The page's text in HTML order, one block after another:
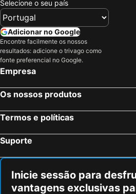
Selecione o seu país
Adicionar no Google
Encontre facilmente os nossos
resultados: adicione o trivago como
fonte preferencial no Google.
Empresa
Os nossos produtos
Termos e políticas
Suporte
Inicie sessão para
vantagens exclusivas